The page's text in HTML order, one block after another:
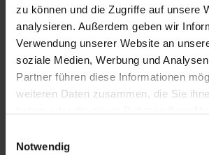
zu können und die Zugriffe auf unsere
analysieren. Außerdem geben wir
Verwendung unserer Website an
soziale Medien, Werbung und
Partner führen diese Informationen
weiteren Daten zusammen, die Sie
Notwendig
Vom Buchdruck zur
Digitalisierung
Paraguay - Im Jahr 1450
dem Buchdruck eine neue
der Medienentwicklung. Im Jahr